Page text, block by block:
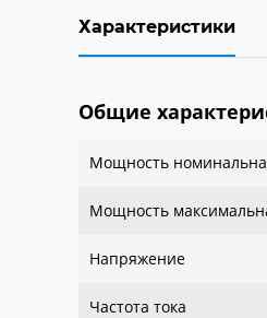
Характеристики
Общие
Мощность
Мощность
Напряжение
Частота тока